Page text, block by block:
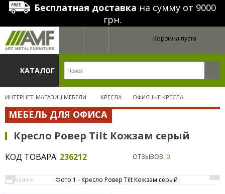
Бесплатная доставка на сумму от 9000
грн.
Корзина пуста
КАТАЛОГ
ИНТЕРНЕТ-МАГАЗИН МЕБЕЛИ КРЕСЛА ОФИСНЫЕ КРЕСЛА
МЕБЕЛЬ ДЛЯ ОФИСА
Кресло Ровер Tilt Кожзам серый
КОД ТОВАРА: 236212 ОТЗЫВОВ: 0
НОВИНКА